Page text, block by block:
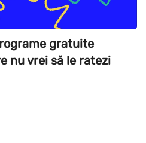
gratuite
nu vrei să le ratezi